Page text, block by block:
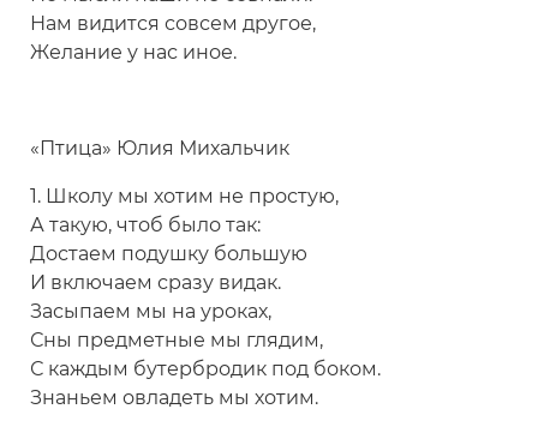
Нам видится совсем другое,
Желание у нас иное.
«Птица» Юлия Михальчик
1. Школу мы хотим не простую,
А такую, чтоб было так:
Достаем подушку большую
И включаем сразу видак.
Засыпаем мы на уроках,
Сны предметные мы глядим,
С каждым бутербродик под боком.
Знаньем овладеть мы хотим.